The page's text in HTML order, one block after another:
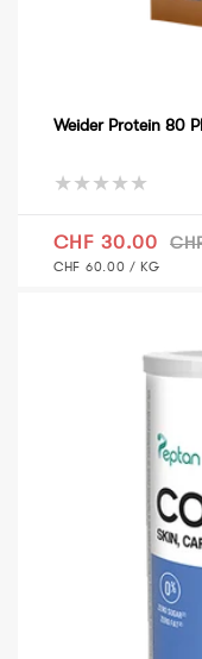
CHF 30.00
GRUNDPREIS
CHF 60.00 / PRO
KG